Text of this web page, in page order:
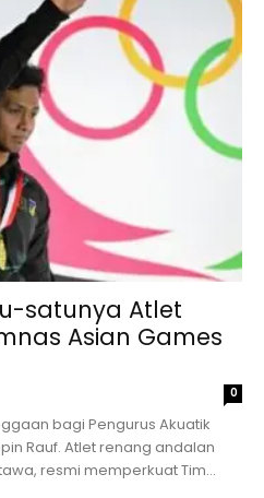
satunya Atlet
Asian Games
0
bagi Pengurus Akuatik
Rauf. Atlet renang andalan
resmi memperkuat Tim...